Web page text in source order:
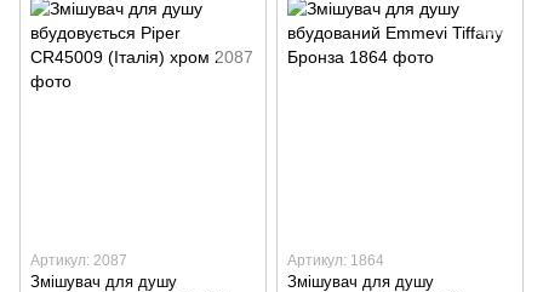
Артикул: 2087
Змішувач для душу
Артикул: 1864
Змішувач для душу